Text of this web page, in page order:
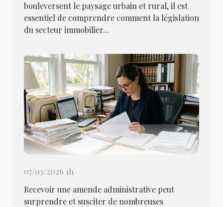
bouleversent le paysage urbain et rural, il est
essentiel de comprendre comment la législation
du secteur immobilier...
07/03/2026 1h
Recevoir une amende administrative peut
surprendre et susciter de nombreuses